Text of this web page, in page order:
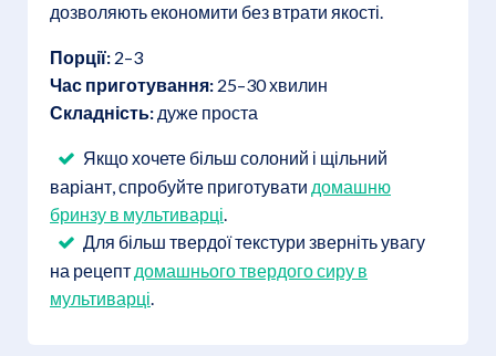
дозволяють економити без втрати якості.
Порції: 2–3
Час приготування: 25–30 хвилин
Складність: дуже проста
Якщо хочете більш солоний і щільний
варіант, спробуйте приготувати домашню
бринзу в мультиварці.
Для більш твердої текстури зверніть увагу
на рецепт домашнього твердого сиру в
мультиварці.